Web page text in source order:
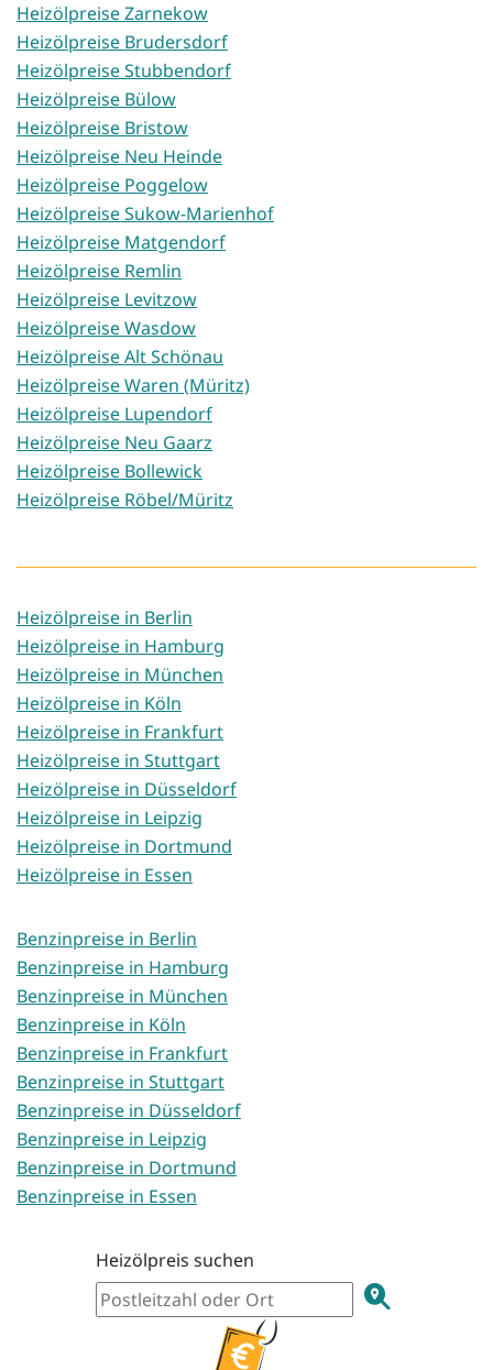
Heizölpreise Zarnekow
Heizölpreise Brudersdorf
Heizölpreise Stubbendorf
Heizölpreise Bülow
Heizölpreise Bristow
Heizölpreise Neu Heinde
Heizölpreise Poggelow
Heizölpreise Sukow-Marienhof
Heizölpreise Matgendorf
Heizölpreise Remlin
Heizölpreise Levitzow
Heizölpreise Wasdow
Heizölpreise Alt Schönau
Heizölpreise Waren (Müritz)
Heizölpreise Lupendorf
Heizölpreise Neu Gaarz
Heizölpreise Bollewick
Heizölpreise Röbel/Müritz
Heizölpreise in Berlin
Heizölpreise in Hamburg
Heizölpreise in München
Heizölpreise in Köln
Heizölpreise in Frankfurt
Heizölpreise in Stuttgart
Heizölpreise in Düsseldorf
Heizölpreise in Leipzig
Heizölpreise in Dortmund
Heizölpreise in Essen
Benzinpreise in Berlin
Benzinpreise in Hamburg
Benzinpreise in München
Benzinpreise in Köln
Benzinpreise in Frankfurt
Benzinpreise in Stuttgart
Benzinpreise in Düsseldorf
Benzinpreise in Leipzig
Benzinpreise in Dortmund
Benzinpreise in Essen
Heizölpreis suchen